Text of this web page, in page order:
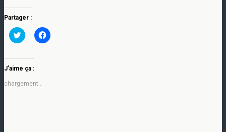
Partager :
Cliquez
pour
Twitter(ouvre
dans
une
nouvelle
fenêtre)
Cliquez
pour
J’aime ça :
chargement…